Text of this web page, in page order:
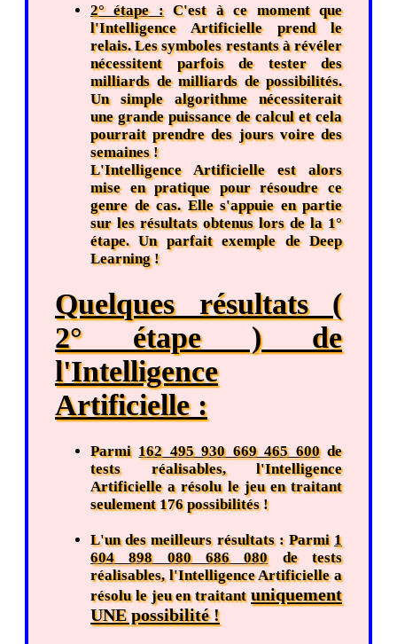
2° étape :C'est à ce moment que
l'Intelligence Artificielle prend le
relais. Les symboles restants à révéler
nécessitent parfois de tester des
milliards de milliards de possibilités.
Un simple algorithme nécessiterait
une grande puissance de calcul et cela
pourrait prendre des jours voire des
semaines !
L'Intelligence Artificielle est alors
mise en pratique pour résoudre ce
genre de cas. Elle s'appuie en partie
sur les résultats obtenus lors de la 1°
étape. Un parfait exemple de Deep
Learning !
Quelques résultats (
2° étape ) de
l'Intelligence
Artificielle :
Parmi 162 495 930 669 465 600de
tests réalisables, l'Intelligence
Artificielle a résolu le jeu en traitant
seulement 176 possibilités !
L'un des meilleurs résultats : Parmi 1
604 898 080 686 080de tests
réalisables, l'Intelligence Artificielle a
résolu le jeu en traitantuniquement
UNE possibilité !